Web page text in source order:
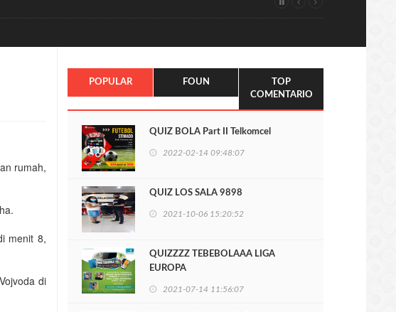
rumah,
menit 8,
di
POPULAR FOUN
TOP
COMENTARIO
QUIZ BOLA Part II Telkomcel
2022-02-14 09:48:07
QUIZ LOS SALA 9898
2021-10-06 15:20:52
QUIZZZZ TEBEBOLAAA LIGA
EUROPA
2021-07-14 11:56:07